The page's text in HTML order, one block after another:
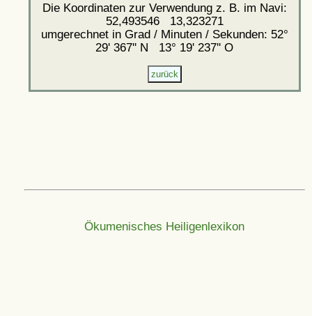
Die Koordinaten zur Verwendung z. B. im Navi:
52,493546 13,323271
umgerechnet in Grad / Minuten / Sekunden: 52°
29' 367'' N 13° 19' 237'' O
Ökumenisches Heiligenlexikon